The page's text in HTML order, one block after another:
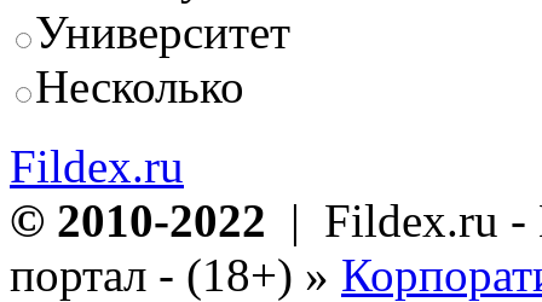
Университет
Несколько
Fildex.ru
© 2010-2022 | Fildex.ru -
портал - (18+) »